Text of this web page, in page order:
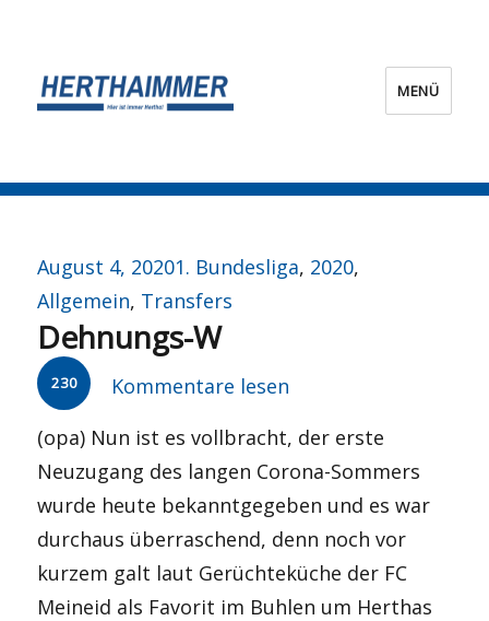
MENÜ
Veröffentlicht
am
August 4, 2020Kategorien
1. Bundesliga, 2020,
Allgemein, Transfers
Dehnungs-W
230
Kommentare lesen
(opa) Nun ist es vollbracht, der erste
Neuzugang des langen Corona-Sommers
wurde heute bekanntgegeben und es war
durchaus überraschend, denn noch vor
kurzem galt laut Gerüchteküche der FC
Meineid als Favorit im Buhlen um Herthas